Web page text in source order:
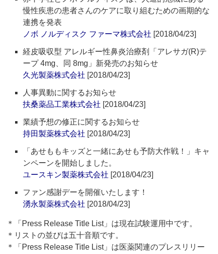
慢性疾患の患者さんのケアに取り組むための画期的な
連携を発表
ノボ ノルディスク ファーマ株式会社 [2018/04/23]
経皮吸収型 アレルギー性鼻炎治療剤「アレサガ(R)テ
ープ 4mg、同 8mg」新発売のお知らせ
久光製薬株式会社 [2018/04/23]
人事異動に関するお知らせ
扶桑薬品工業株式会社 [2018/04/23]
業績予想の修正に関するお知らせ
持田製薬株式会社 [2018/04/23]
「あせももキッズと一緒にあせも予防大作戦！」キャ
ンペーンを開始しました。
ユースキン製薬株式会社 [2018/04/23]
ファン感謝デーを開催いたします！
湧永製薬株式会社 [2018/04/23]
＊「Press Release Title List」は現在試験運用中です。
＊リストの並びは五十音順です。
＊「Press Release Title List」は医薬関連のプレスリリー